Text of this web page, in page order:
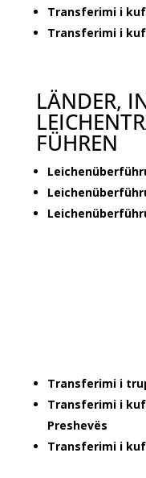
Transferimi i
Transferimi i
LÄNDER,
FÜHREN
Transferimi i
Transferimi i
Preshevës
Transferimi i